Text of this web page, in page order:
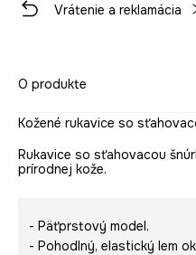
Vrátenie a reklamácia
O produkte
Kožené rukavice so
Rukavice so sťahovacou
prírodnej kože.
- Päťprstový model.
- Pohodlný, elastický lem